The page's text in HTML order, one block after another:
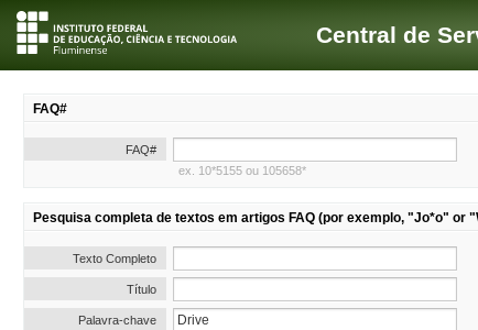
Central de
FAQ#
FAQ#
ex. 10*5155 ou 105658*
Pesquisa completa de textos em artigos FAQ (por exemplo, "Jo*o" or
Texto Completo
Título
Palavra-chave